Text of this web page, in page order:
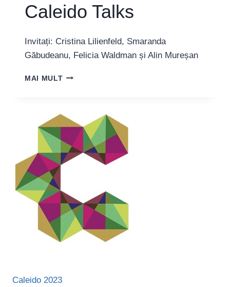
Caleido Talks
Invitați: Cristina Lilienfeld, Smaranda
Găbudeanu, Felicia Waldman și Alin Mureșan
MAI MULTNU
–
CALEIDO
TALKS
Caleido 2023